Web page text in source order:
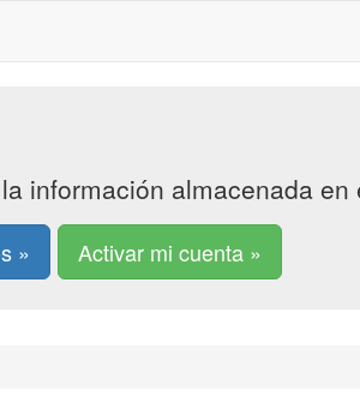
información almacenada en
» Activar mi cuenta »